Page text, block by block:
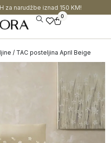
za narudžbe iznad 150 KM!
0
/ TAC posteljina April Beige